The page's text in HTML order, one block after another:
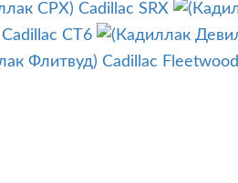
Cadillac SRX
Cadillac CT6
Cadillac Fleetwood